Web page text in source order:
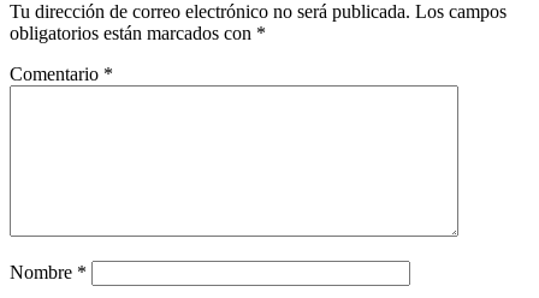
Tu dirección de correo electrónico no será publicada. Los campos
obligatorios están marcados con *
Comentario *
Nombre *